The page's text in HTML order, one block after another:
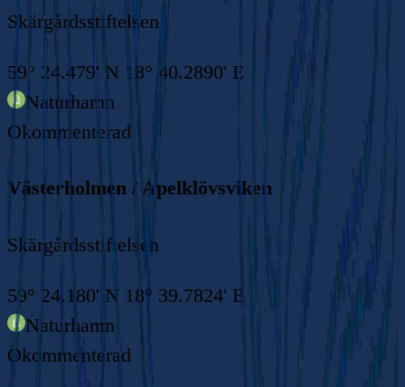
Skärgårdsstiftelsen
59° 24.479' N 18° 40.2890' E
Naturhamn
Okommenterad
Västerholmen / Apelklövsviken
Skärgårdsstiftelsen
59° 24.180' N 18° 39.7824' E
Naturhamn
Okommenterad